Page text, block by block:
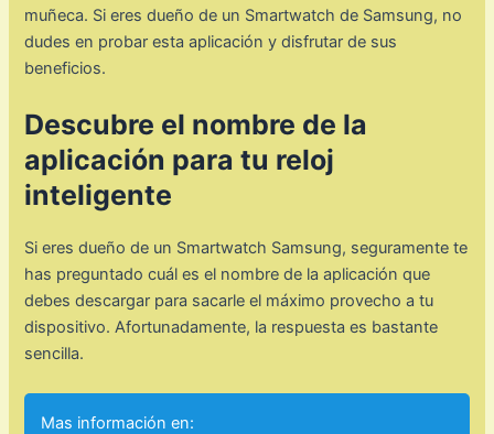
muñeca. Si eres dueño de un Smartwatch de Samsung, no
dudes en probar esta aplicación y disfrutar de sus
beneficios.
Descubre el nombre de la
aplicación para tu reloj
inteligente
Si eres dueño de un Smartwatch Samsung, seguramente te
has preguntado cuál es el nombre de la aplicación que
debes descargar para sacarle el máximo provecho a tu
dispositivo. Afortunadamente, la respuesta es bastante
sencilla.
Mas información en: